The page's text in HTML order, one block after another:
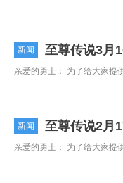
新闻 至尊传说3月
新闻 至尊传说2月